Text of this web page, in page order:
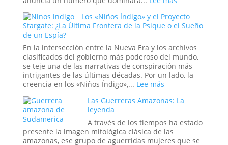
Blanca
o
Mito
más
Perverso?
Ritual
del
del
Mundo:
Dentro
de
donde
Decide
la
Hora
Los «Niños Índigo» y el Proyecto
Stargate: ¿La Última Frontera de la Psique o el Sueño
de un Espía?
En la intersección entre la Nueva Era y los archivos
clasificados del gobierno más poderoso del mundo,
se teje una de las narrativas de conspiración más
intrigantes de las últimas décadas. Por un lado, la
creencia en los «Niños Índigo»,... Lee más:
«Niños
y
el
Proyecto
Las Guerreras Amazonas: La
leyenda
A través de los tiempos ha estado
presente la imagen mitológica clásica de las
amazonas, ese grupo de aguerridas mujeres que se